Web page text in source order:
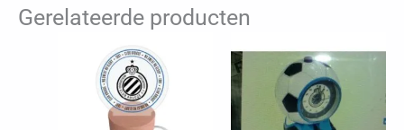
Gerelateerde producten